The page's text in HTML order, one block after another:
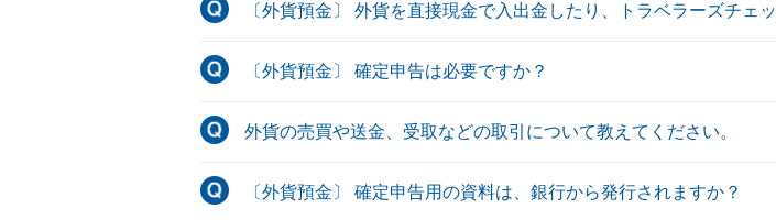
〔外貨預金〕 外貨を直接現金で入出金したり、トラベラーズチェ
〔外貨預金〕 確定申告は必要ですか？
外貨の売買や送金、受取などの取引について教えてください。
〔外貨預金〕 確定申告用の資料は、銀行から発行されますか？